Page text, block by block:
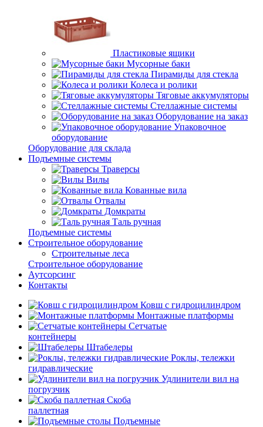
Пластиковые ящики
Мусорные баки
Пирамиды для стекла
Колеса и ролики
Тяговые аккумуляторы
Стеллажные системы
Оборудование на заказ
Упаковочное
оборудование
Оборудование для склада
Подъемные системы
Траверсы
Вилы
Кованные вила
Отвалы
Домкраты
Таль ручная
Подъемные системы
Строительное оборудование
Строительные леса
Строительное оборудование
Аутсорсинг
Контакты
Ковш с гидроцилиндром
Монтажные платформы
Сетчатые
контейнеры
Штабелеры
Роклы, тележки
гидравлические
Удлинители вил на
погрузчик
Скоба
паллетная
Подъемные